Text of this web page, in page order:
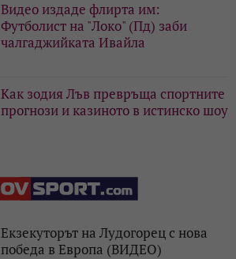
Видео издаде флирта им:
Футболист на "Локо" (Пд) заби
чалгаджийката Ивайла
Как зодия Лъв превръща спортните
прогнози и казиното в истинско шоу
Екзекуторът на Лудогорец с нова
победа в Европа (ВИДЕО)